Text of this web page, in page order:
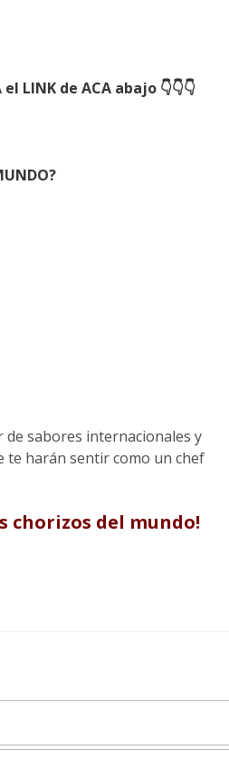
LINK de ACA abajo 👇👇👇
sabores internacionales y
te harán sentir como un chef
chorizos del mundo!